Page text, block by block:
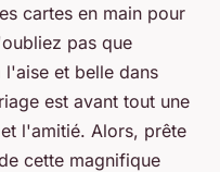
cartes en main pour
pas que
l'aise et belle dans
est avant tout une
l'amitié. Alors, prête
cette magnifique